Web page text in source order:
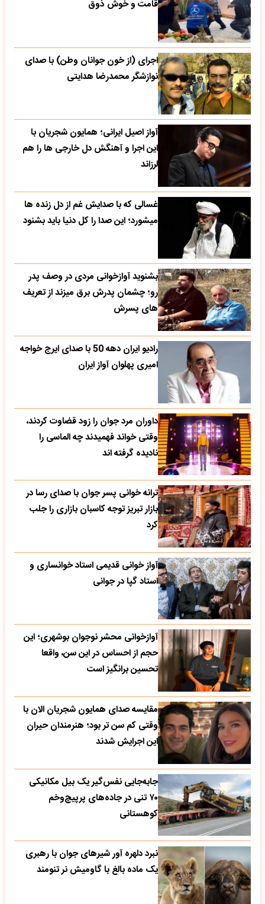
قامت و خوش ذوق
اجرای (از خون جوانان وطن) با صدای
نوازشگر محمدرضا هدایتی
آواز اصیل ایرانی؛ همایون شجریان با
این اجرا و آهنگش دل خارجی ها را هم
لرزاند
غسالی که با صدایش غم از دل زنده ها
میشورد؛ این صدا را کل دنیا باید بشنود
بشنوید آوازخوانی مردی در وصف پدر
رو؛ چشمان پدرش برق میزند از تعریف
های پسرش
رادیو ایران دهه 50 با صدای ایرج خواجه
امیری پهلوان آواز ایران
داوران مرد جوان را زود قضاوت کردند،
وقتی خواند فهمیدند چه الماسی را
نادیده گرفته اند
ترانه خوانی پسر جوان با صدای رسا در
بازار تبریز توجه کاسبان بازاری را جلب
کرد
آواز خوانی قدیمی استاد خوانساری و
استاد گپا در جوانی
آوازخوانی محشر نوجوان بوشهری؛ این
حجم از احساس در این سن، واقعا
تحسین‌ برانگیز است
مقایسه صدای همایون شجریان الان با
وقتی کم سن تر بود؛ هنرمندان حیران
این اجرایش شدند
جابه‌جایی نفس‌گیر یک بیل مکانیکی
۷۰ تنی در جاده‌های پرپیچ‌وخم
کوهستانی
نبرد دلهره آور شیرهای جوان با رهبری
یک ماده بالغ با گاومیش نر تنومند